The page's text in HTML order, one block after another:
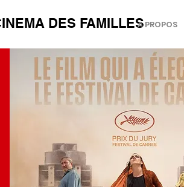
DES FAMILLESA PROPOS